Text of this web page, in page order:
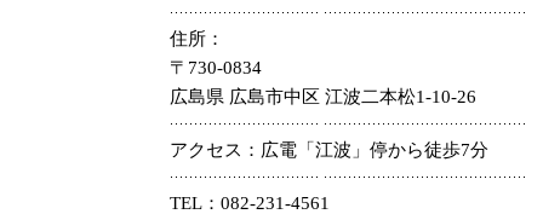
学校・幼稚園・神学校
医療・福祉
各種団体
住所
〒730-0834
広島県 広島市中区 江波二本松1-10-26
アクセス 広電「江波」停から徒歩7分
TEL 082-231-4561